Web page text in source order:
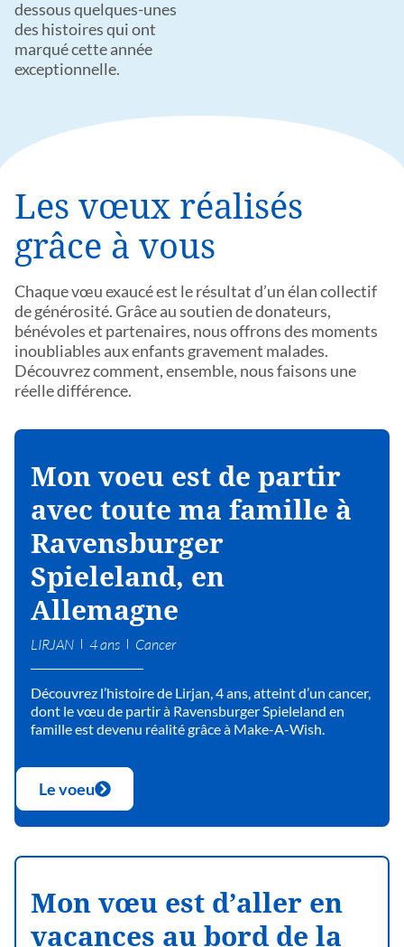
dessous quelques-unes
des histoires qui ont
marqué cette année
exceptionnelle.
Les vœux réalisés
grâce à vous
Chaque vœu exaucé est le résultat d’un élan collectif
de générosité. Grâce au soutien de donateurs,
bénévoles et partenaires, nous offrons des moments
inoubliables aux enfants gravement malades.
Découvrez comment, ensemble, nous faisons une
réelle différence.
Mon voeu est de partir
avec toute ma famille à
Ravensburger
Spieleland, en
Allemagne
LIRJAN 4 ans Cancer
Découvrez l’histoire de Lirjan, 4 ans, atteint d’un cancer,
dont le vœu de partir à Ravensburger Spieleland en
famille est devenu réalité grâce à Make-A-Wish.
Le voeu
Mon vœu est d’aller en
vacances au bord de la